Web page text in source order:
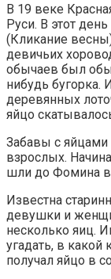
В 19 веке
Руси. В этот
(Кликание
девичьих
обычаев был
нибудь бугорка.
деревянных
яйцо
Забавы с
взрослых.
шли до Фомина
Известна
девушки и
несколько яиц.
угадать, в какой
получал яйцо в